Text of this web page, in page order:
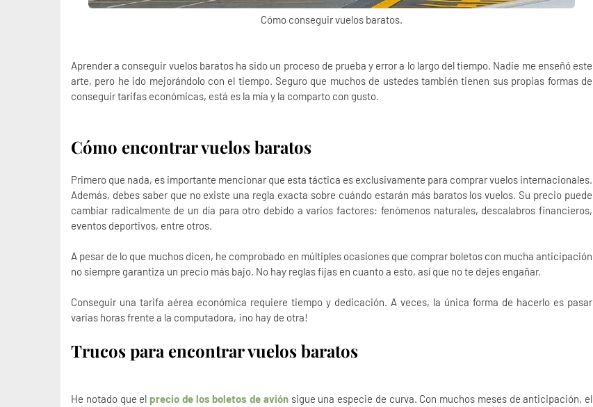
Cómo conseguir vuelos baratos.
Aprender a conseguir vuelos baratos ha sido un proceso de prueba y error a lo largo del tiempo. Nadie me enseñó este
arte, pero he ido mejorándolo con el tiempo. Seguro que muchos de ustedes también tienen sus propias formas de
conseguir tarifas económicas, está es la mía y la comparto con gusto.
Cómo encontrar vuelos baratos
Primero que nada, es importante mencionar que esta táctica es exclusivamente para comprar vuelos internacionales.
Además, debes saber que no existe una regla exacta sobre cuándo estarán más baratos los vuelos. Su precio puede
cambiar radicalmente de un día para otro debido a varios factores: fenómenos naturales, descalabros financieros,
eventos deportivos, entre otros.
A pesar de lo que muchos dicen, he comprobado en múltiples ocasiones que comprar boletos con mucha anticipación
no siempre garantiza un precio más bajo. No hay reglas fijas en cuanto a esto, así que no te dejes engañar.
Conseguir una tarifa aérea económica requiere tiempo y dedicación. A veces, la única forma de hacerlo es pasar
varias horas frente a la computadora, ¡no hay de otra!
Trucos para encontrar vuelos baratos
He notado que el precio de los boletos de aviónsigue una especie de curva. Con muchos meses de anticipación, el